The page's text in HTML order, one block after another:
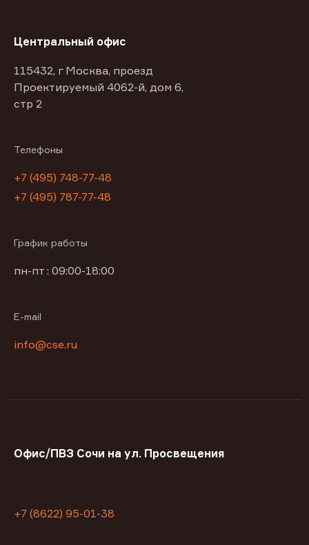
Центральный офис
115432, г Москва, проезд
Проектируемый 4062-й, дом 6,
стр 2
Телефоны
+7 (495) 748-77-48
+7 (495) 787-77-48
График работы
пн-пт : 09:00-18:00
E-mail
info@cse.ru
Офис/ПВЗ Сочи на ул. Просвещения
+7 (8622) 95-01-38